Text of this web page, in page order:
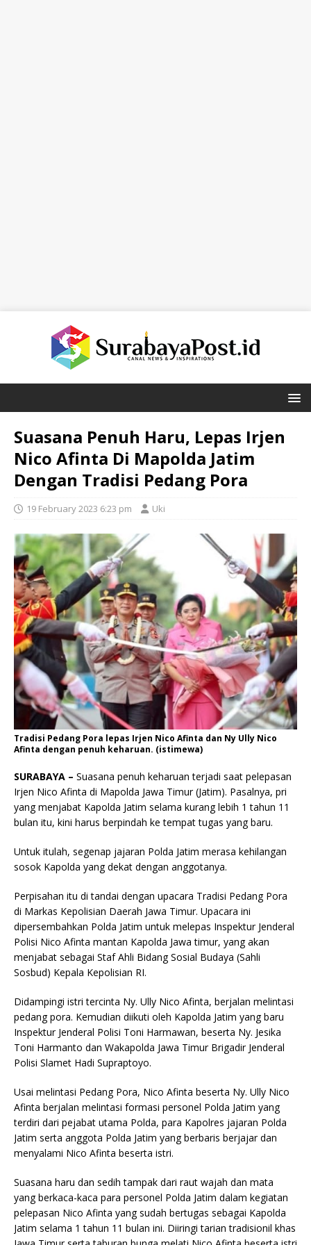
Suasana Penuh Haru, Lepas Irjen
Nico Afinta Di Mapolda Jatim
Dengan Tradisi Pedang Pora
19 February 2023 6:23 pm Uki
Tradisi Pedang Pora lepas Irjen Nico Afinta dan Ny Ully Nico
Afinta dengan penuh keharuan. (istimewa)
SURABAYA – Suasana penuh keharuan terjadi saat pelepasan
Irjen Nico Afinta di Mapolda Jawa Timur (Jatim). Pasalnya, pri
yang menjabat Kapolda Jatim selama kurang lebih 1 tahun 11
bulan itu, kini harus berpindah ke tempat tugas yang baru.
Untuk itulah, segenap jajaran Polda Jatim merasa kehilangan
sosok Kapolda yang dekat dengan anggotanya.
Perpisahan itu di tandai dengan upacara Tradisi Pedang Pora
di Markas Kepolisian Daerah Jawa Timur. Upacara ini
dipersembahkan Polda Jatim untuk melepas Inspektur Jenderal
Polisi Nico Afinta mantan Kapolda Jawa timur, yang akan
menjabat sebagai Staf Ahli Bidang Sosial Budaya (Sahli
Sosbud) Kepala Kepolisian RI.
Didampingi istri tercinta Ny. Ully Nico Afinta, berjalan melintasi
pedang pora. Kemudian diikuti oleh Kapolda Jatim yang baru
Inspektur Jenderal Polisi Toni Harmawan, beserta Ny. Jesika
Toni Harmanto dan Wakapolda Jawa Timur Brigadir Jenderal
Polisi Slamet Hadi Supraptoyo.
Usai melintasi Pedang Pora, Nico Afinta beserta Ny. Ully Nico
Afinta berjalan melintasi formasi personel Polda Jatim yang
terdiri dari pejabat utama Polda, para Kapolres jajaran Polda
Jatim serta anggota Polda Jatim yang berbaris berjajar dan
menyalami Nico Afinta beserta istri.
Suasana haru dan sedih tampak dari raut wajah dan mata
yang berkaca-kaca para personel Polda Jatim dalam kegiatan
pelepasan Nico Afinta yang sudah bertugas sebagai Kapolda
Jatim selama 1 tahun 11 bulan ini. Diiringi tarian tradisionil khas